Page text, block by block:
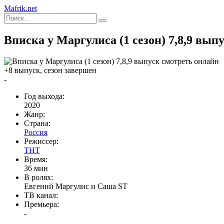
Mafrik.net
Вписка у Маргулиса (1 сезон) 7,8,9
+8 выпуск, сезон завершен
-
Год выхода:
2020
Жанр:
Страна:
Россия
Режиссер:
ТНТ
Время:
36 мин
В ролях:
Евгений Маргулис и Cаша ST
ТВ канал:
Премьера:
-